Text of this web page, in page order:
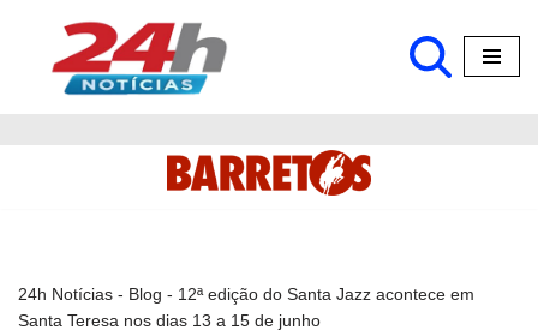
Pular
24h Notícias - Blog - 12ª edição do Santa Jazz acontece em
Santa Teresa nos dias 13 a 15 de junho